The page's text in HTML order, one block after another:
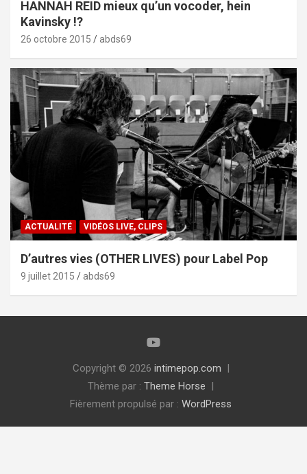
HANNAH REID mieux qu’un vocoder, hein
Kavinsky !?
26 octobre 2015 abds69
ACTUALITÉ VIDÉOS LIVE, CLIPS
D’autres vies (OTHER LIVES) pour Label Pop
9 juillet 2015 abds69
Copyright © 2026 intimepop.com
Thème par : Theme Horse
Fièrement propulsé par : WordPress